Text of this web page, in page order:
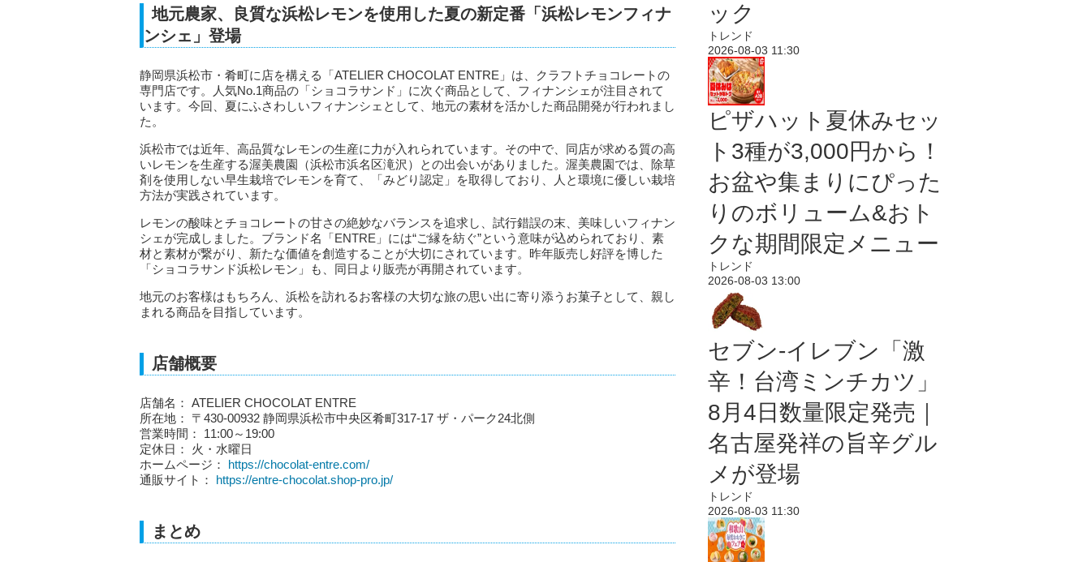
地元農家、良質な浜松レモンを使用した夏の新定番「浜松レモンフィナ
ンシェ」登場
静岡県浜松市・肴町に店を構える「ATELIER CHOCOLAT ENTRE」は、クラフトチョコレートの
専門店です。人気No.1商品の「ショコラサンド」に次ぐ商品として、フィナンシェが注目されて
います。今回、夏にふさわしいフィナンシェとして、地元の素材を活かした商品開発が行われまし
た。
浜松市では近年、高品質なレモンの生産に力が入れられています。その中で、同店が求める質の高
いレモンを生産する渥美農園（浜松市浜名区滝沢）との出会いがありました。渥美農園では、除草
剤を使用しない早生栽培でレモンを育て、「みどり認定」を取得しており、人と環境に優しい栽培
方法が実践されています。
レモンの酸味とチョコレートの甘さの絶妙なバランスを追求し、試行錯誤の末、美味しいフィナン
シェが完成しました。ブランド名「ENTRE」には“ご縁を紡ぐ”という意味が込められており、素
材と素材が繋がり、新たな価値を創造することが大切にされています。昨年販売し好評を博した
「ショコラサンド浜松レモン」も、同日より販売が再開されています。
地元のお客様はもちろん、浜松を訪れるお客様の大切な旅の思い出に寄り添うお菓子として、親し
まれる商品を目指しています。
店舗概要
店舗名： ATELIER CHOCOLAT ENTRE
所在地： 〒430-00932 静岡県浜松市中央区肴町317-17 ザ・パーク24北側
営業時間： 11:00～19:00
定休日： 火・水曜日
ホームページ： https://chocolat-entre.com/
通販サイト： https://entre-chocolat.shop-pro.jp/
まとめ
ック
トレンド
2026-08-03 11:30
ピザハット夏休みセッ
ト3種が3,000円から！
お盆や集まりにぴった
りのボリューム&おト
クな期間限定メニュー
トレンド
2026-08-03 13:00
セブン-イレブン「激
辛！台湾ミンチカツ」
8月4日数量限定発売｜
名古屋発祥の旨辛グル
メが登場
トレンド
2026-08-03 11:30